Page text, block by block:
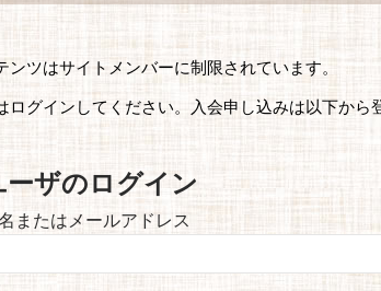
ンツはサイトメンバーに制限されています。
ログインしてください。入会申し込みは以下から
ーザのログイン
またはメールアドレス